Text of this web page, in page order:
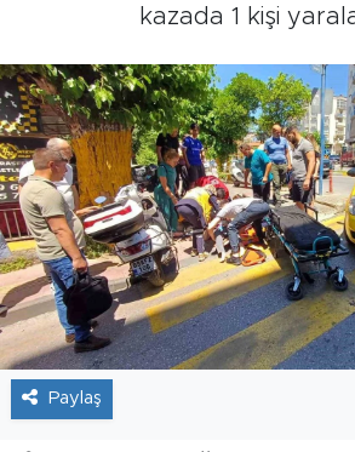
kazada 1 kişi
Paylaş
Kültür Sanat
Tarihçe
Resmi İlanlar
Söyleşi
Foto Şaka
Teknoloji
Haber Arşivi